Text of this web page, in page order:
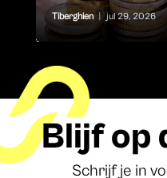
Tiberghien | jul 29, 2026
Blijf op
Schrijf je in